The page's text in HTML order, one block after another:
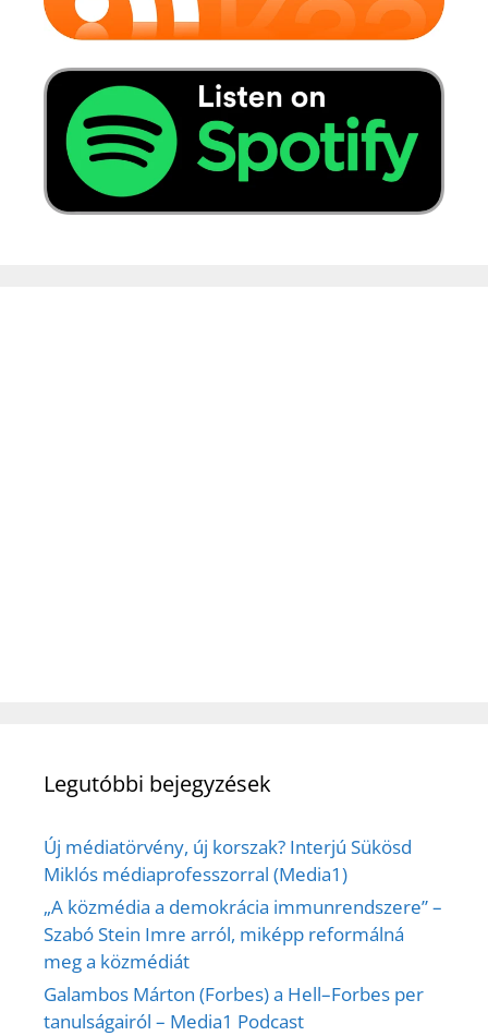
Legutóbbi bejegyzések
Új médiatörvény, új korszak? Interjú Sükösd
Miklós médiaprofesszorral (Media1)
„A közmédia a demokrácia immunrendszere” –
Szabó Stein Imre arról, miképp reformálná
meg a közmédiát
Galambos Márton (Forbes) a Hell–Forbes per
tanulságairól – Media1 Podcast